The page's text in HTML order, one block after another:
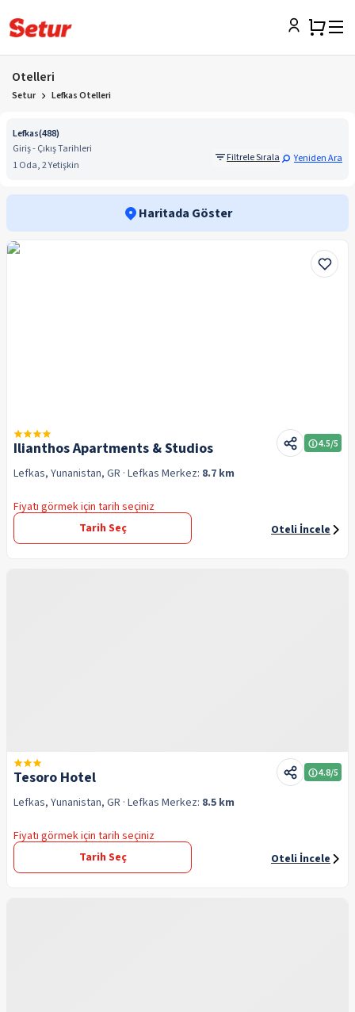
Otelleri
Setur Lefkas Otelleri
Lefkas(488)
Giriş - Çıkış Tarihleri
1 Oda, 2 Yetişkin
Filtrele Sırala Yeniden Ara
Haritada Göster
Ilianthos Apartments & Studios 4.5/5
Lefkas, Yunanistan, GR · Lefkas Merkez: 8.7 km
Fiyatı görmek için tarih seçiniz
Tarih Seç
Oteli İncele
Tesoro Hotel 4.8/5
Lefkas, Yunanistan, GR · Lefkas Merkez: 8.5 km
Fiyatı görmek için tarih seçiniz
Tarih Seç
Oteli İncele